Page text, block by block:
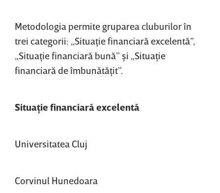
Metodologia permite gruparea cluburilor în
trei categorii: „Situaţie financiară excelentă”,
„Situaţie financiară bună” şi „Situaţie
financiară de îmbunătăţit”.
Situaţie financiară excelentă
Universitatea Cluj
Corvinul Hunedoara